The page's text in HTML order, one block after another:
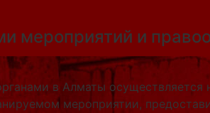
мероприятий и
в Алматы осуществляется
мероприятии,